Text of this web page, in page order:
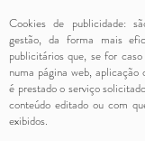
Cookies de publicidade:
gestão, da forma mais
publicitários que, se for
numa página web,
é prestado o serviço
conteúdo editado ou com
exibidos.